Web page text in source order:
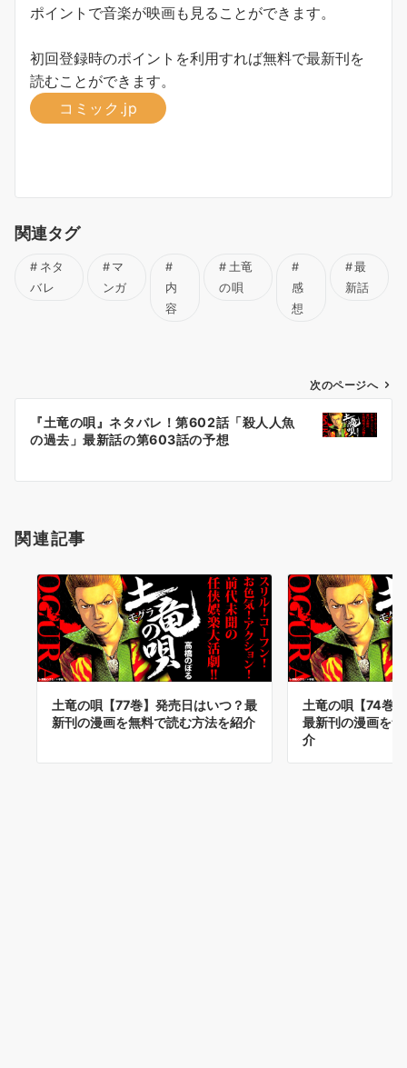
ポイントで音楽が映画も見ることができます。
初回登録時のポイントを利用すれば無料で最新刊を
読むことができます。
コミック.jp
関連タグ
ネタ
バレ
マ
ンガ
内
容
土竜
の唄
感
想
最
新話
稿
ョ
次のページへ
『土竜の唄』ネタバレ！第602話「殺人人魚
の過去」最新話の第603話の予想
関連記事
土竜の唄【77巻】発売日はいつ？最
新刊の漫画を無料で読む方法を紹介
土竜の唄【74巻
最新刊の漫画を
介